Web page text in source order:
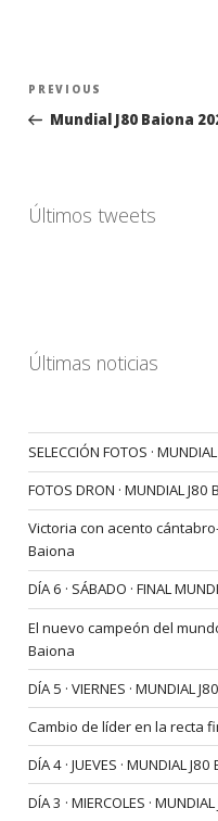
Navegación
entradas
Previous
Post
PREVIOUS
Mundial J80 Baiona
Últimos tweets
Últimas noticias
SELECCIÓN FOTOS ·
FOTOS DRON · MUNDIAL J80
Victoria con acento
Baiona
DÍA 6 · SÁBADO · FINAL
El nuevo campeón del
Baiona
DÍA 5 · VIERNES · MUNDIAL
Cambio de líder en la recta
DÍA 4 · JUEVES · MUNDIAL
DÍA 3 · MIERCOLES ·